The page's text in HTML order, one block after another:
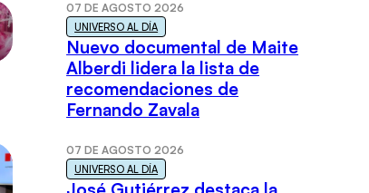
07 DE AGOSTO 2026
UNIVERSO AL DÍA
Nuevo documental de Maite
Alberdi lidera la lista de
recomendaciones de
Fernando Zavala
07 DE AGOSTO 2026
UNIVERSO AL DÍA